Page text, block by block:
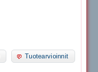
Tuotearvioinnit